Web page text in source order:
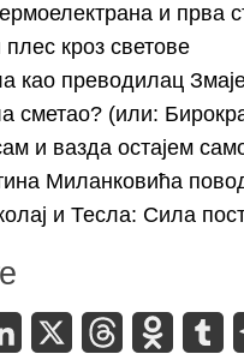
и прва
кроз светове
као преводилац
сметао? (или:
и вазда остајем
Миланковића
и Тесла: Сила
LinkedIn Threads